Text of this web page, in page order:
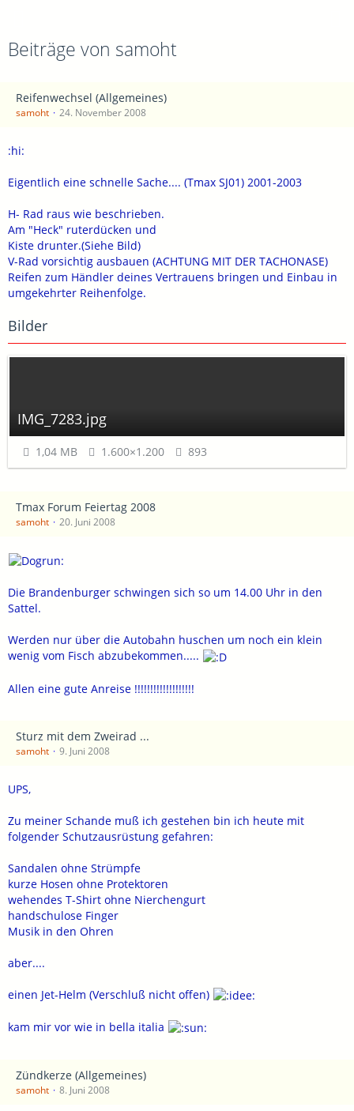
Beiträge von samoht
Reifenwechsel (Allgemeines)
samoht 24. November 2008
:hi:
Eigentlich eine schnelle Sache.... (Tmax SJ01) 2001-2003
H- Rad raus wie beschrieben.
Am "Heck" ruterdücken und
Kiste drunter.(Siehe Bild)
V-Rad vorsichtig ausbauen (ACHTUNG MIT DER TACHONASE)
Reifen zum Händler deines Vertrauens bringen und Einbau in
umgekehrter Reihenfolge.
Bilder
IMG_7283.jpg
1,04 MB 1.600×1.200 893
Tmax Forum Feiertag 2008
samoht 20. Juni 2008
Die Brandenburger schwingen sich so um 14.00 Uhr in den
Sattel.
Werden nur über die Autobahn huschen um noch ein klein
wenig vom Fisch abzubekommen.....
Allen eine gute Anreise !!!!!!!!!!!!!!!!!!!
Sturz mit dem Zweirad ...
samoht 9. Juni 2008
UPS,
Zu meiner Schande muß ich gestehen bin ich heute mit
folgender Schutzausrüstung gefahren:
Sandalen ohne Strümpfe
kurze Hosen ohne Protektoren
wehendes T-Shirt ohne Nierchengurt
handschulose Finger
Musik in den Ohren
aber....
einen Jet-Helm (Verschluß nicht offen)
kam mir vor wie in bella italia
Zündkerze (Allgemeines)
samoht 8. Juni 2008